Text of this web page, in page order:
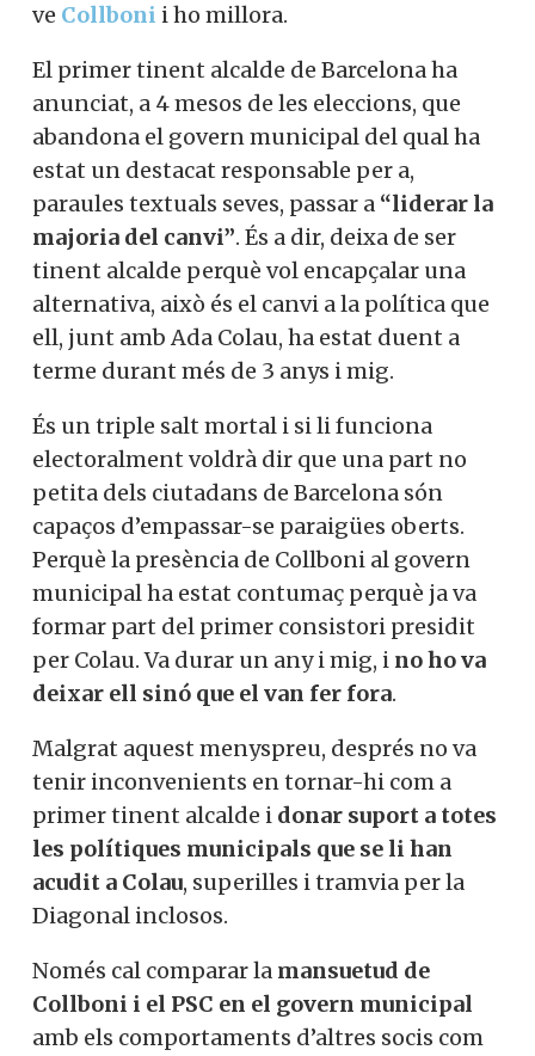
ve Collboni i ho millora.
El primer tinent alcalde de Barcelona ha
anunciat, a 4 mesos de les eleccions, que
abandona el govern municipal del qual ha
estat un destacat responsable per a,
paraules textuals seves, passar a “liderar la
majoria del canvi”. És a dir, deixa de ser
tinent alcalde perquè vol encapçalar una
alternativa, això és el canvi a la política que
ell, junt amb Ada Colau, ha estat duent a
terme durant més de 3 anys i mig.
És un triple salt mortal i si li funciona
electoralment voldrà dir que una part no
petita dels ciutadans de Barcelona són
capaços d’empassar-se paraigües oberts.
Perquè la presència de Collboni al govern
municipal ha estat contumaç perquè ja va
formar part del primer consistori presidit
per Colau. Va durar un any i mig, i no ho va
deixar ell sinó que el van fer fora.
Malgrat aquest menyspreu, després no va
tenir inconvenients en tornar-hi com a
primer tinent alcalde i donar suport a totes
les polítiques municipals que se li han
acudit a Colau, superilles i tramvia per la
Diagonal inclosos.
Només cal comparar la mansuetud de
Collboni i el PSC en el govern municipal
amb els comportaments d’altres socis com